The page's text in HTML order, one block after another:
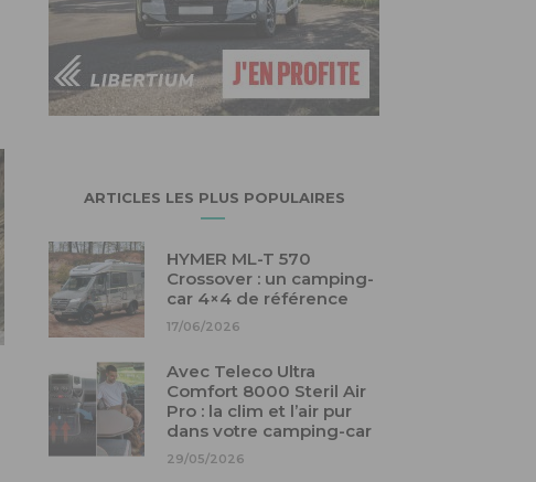
ARTICLES LES PLUS POPULAIRES
HYMER ML-T 570
Crossover : un camping-
car 4×4 de référence
17/06/2026
Avec Teleco Ultra
Comfort 8000 Steril Air
Pro : la clim et l’air pur
dans votre camping-car
29/05/2026